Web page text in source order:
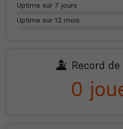
Uptime sur 7 jours
Uptime sur 12 mois
Record
0